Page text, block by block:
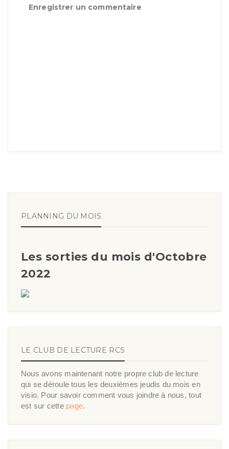
Enregistrer un commentaire
PLANNING DU MOIS
Les sorties du mois d'Octobre
2022
LE CLUB DE LECTURE RCS
Nous avons maintenant notre propre club de lecture
qui se déroule tous les deuxièmes jeudis du mois en
visio. Pour savoir comment vous joindre à nous, tout
est sur cette page.